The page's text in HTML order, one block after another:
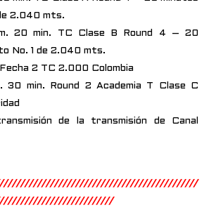
2.040 mts.
20 min. TC Clase B Round 4 – 20
No. 1 de 2.040 mts.
2 TC 2.000 Colombia
30 min. Round 2 Academia T Clase C
de la transmisión de Canal